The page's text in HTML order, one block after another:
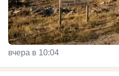
вчера в 10:04